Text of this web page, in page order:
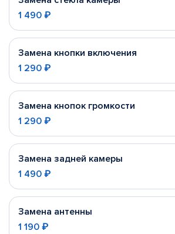
1 490 ₽
Замена кнопки включения
1 290 ₽
Замена кнопок громкости
1 290 ₽
Замена задней камеры
1 490 ₽
Замена антенны
1 190 ₽